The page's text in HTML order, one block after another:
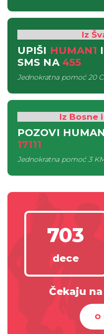
Iz
UPIŠI HUMAN1
SMS NA 455
Jednokratna pomoć20
Iz Bosne
POZOVI
17111
Jednokratna pomoć3
703
dece
Čekaju
O